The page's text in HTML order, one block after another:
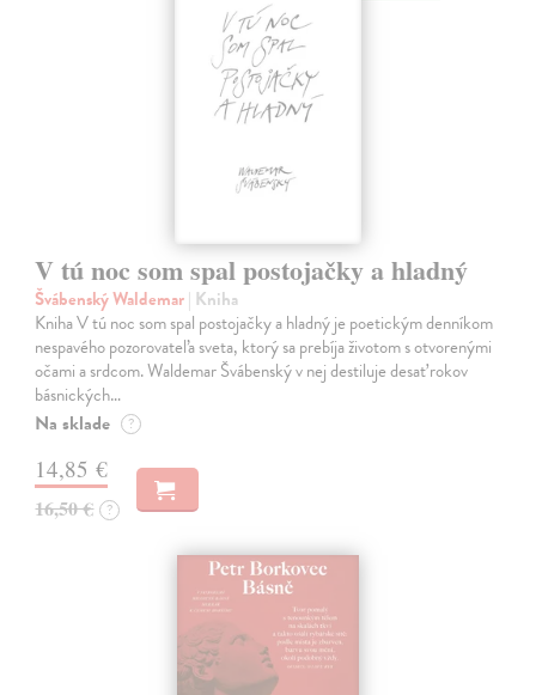
V tú noc som spal postojačky a hladný
Švábenský Waldemar| Kniha
Kniha V tú noc som spal postojačky a hladný je poetickým denníkom
nespavého pozorovateľa sveta, ktorý sa prebíja životom s otvorenými
očami a srdcom. Waldemar Švábenský v nej destiluje desať rokov
básnických…
Na sklade ?
14,85 €
16,50 € ?